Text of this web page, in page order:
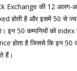
Exchange की 12 अलग-
होती है और इसमें 50 से
इन 50 कम्पनियों को
होता है जिससे कि इन 50
हैं।